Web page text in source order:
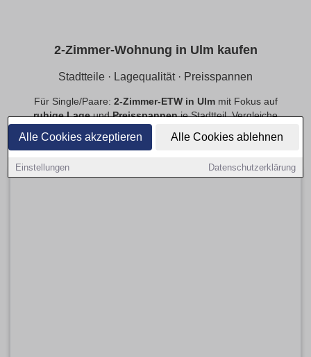
Alle Cookies akzeptieren Alle Cookies ablehnen
Einstellungen Datenschutzerklärung
2-Zimmer-Wohnung in Ulm kaufen
Stadtteile · Lagequalität · Preisspannen
Für Single/Paare: 2-Zimmer-ETW in Ulmmit Fokus auf
ruhige LageundPreisspannenje Stadtteil. Vergleiche
, priorisiere